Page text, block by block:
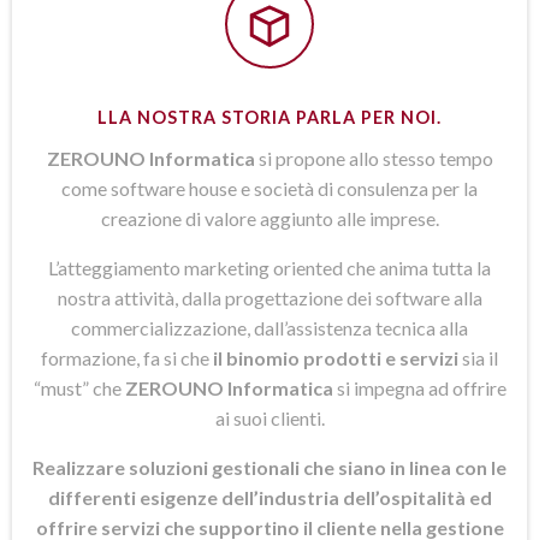
LLA NOSTRA STORIA PARLA PER NOI.
ZEROUNO Informatica si propone allo stesso tempo
come software house e società di consulenza per la
creazione di valore aggiunto alle imprese.
L’atteggiamento marketing oriented che anima tutta la
nostra attività, dalla progettazione dei software alla
commercializzazione, dall’assistenza tecnica alla
formazione, fa si che il binomio prodotti e servizisia il
“must” che ZEROUNO Informatica si impegna ad offrire
ai suoi clienti.
Realizzare soluzioni gestionali che siano in linea con le
differenti esigenze dell’industria dell’ospitalità ed
offrire servizi che supportino il cliente nella gestione